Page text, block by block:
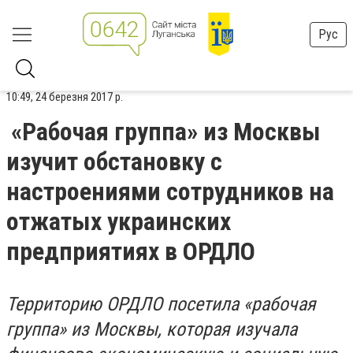
Рус
10:49, 24 березня 2017 р.
«Рабочая группа» из Москвы
изучит обстановку с
настроениями сотрудников на
отжатых украинских
предприятиях в ОРДЛО
Территорию ОРДЛО посетила «рабочая
группа» из Москвы, которая изучала